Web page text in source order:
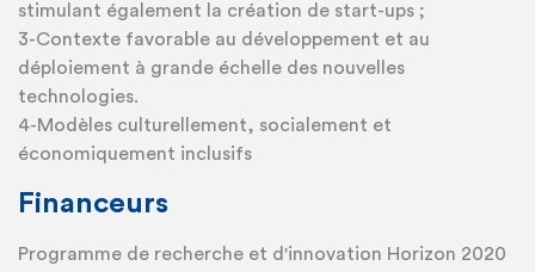
stimulant également la création de start-ups ;
3-Contexte favorable au développement et au
déploiement à grande échelle des nouvelles
technologies.
4-Modèles culturellement, socialement et
économiquement inclusifs
Financeurs
Programme de recherche et d'innovation Horizon 2020